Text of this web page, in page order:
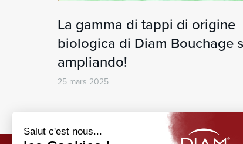
La gamma di tappi di origine
biologica di Diam Bouchage
ampliando!
25 mars 2025